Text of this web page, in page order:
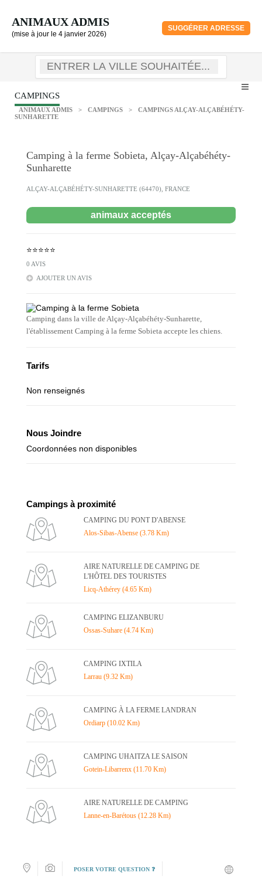
ANIMAUX ADMIS
(mise à jour le 4 janvier 2026)
SUGGÉRER ADRESSE
CAMPINGS
ANIMAUX ADMIS > CAMPINGS >
CAMPINGS ALÇAY-ALÇABÉHÉTY-
SUNHARETTE
Camping à la ferme Sobieta, Alçay-Alçabéhéty-
Sunharette
ALÇAY-ALÇABÉHÉTY-SUNHARETTE (64470), FRANCE
animaux acceptés
⭐⭐⭐⭐⭐
0 AVIS
AJOUTER UN AVIS
Camping dans la ville de Alçay-Alçabéhéty-Sunharette,
l'établissement Camping à la ferme Sobieta accepte les chiens.
Tarifs
Non renseignés
Nous Joindre
Coordonnées non disponibles
Campings à proximité
CAMPING DU PONT D'ABENSE
Alos-Sibas-Abense (3.78 Km)
AIRE NATURELLE DE CAMPING DE
L'HÔTEL DES TOURISTES
Licq-Athérey (4.65 Km)
CAMPING ELIZANBURU
Ossas-Suhare (4.74 Km)
CAMPING IXTILA
Larrau (9.32 Km)
CAMPING À LA FERME LANDRAN
Ordiarp (10.02 Km)
CAMPING UHAITZA LE SAISON
Gotein-Libarrenx (11.70 Km)
AIRE NATURELLE DE CAMPING
Lanne-en-Barétous (12.28 Km)
POSER VOTRE QUESTION ❓